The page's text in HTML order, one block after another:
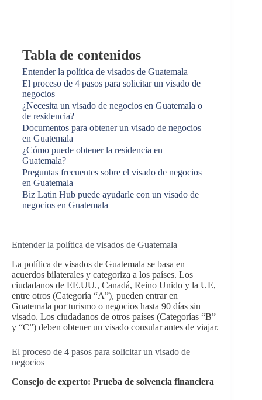
Tabla de contenidos
Entender la política de visados de Guatemala
El proceso de 4 pasos para solicitar un visado de
negocios
¿Necesita un visado de negocios en Guatemala o
de residencia?
Documentos para obtener un visado de negocios
en Guatemala
¿Cómo puede obtener la residencia en
Guatemala?
Preguntas frecuentes sobre el visado de negocios
en Guatemala
Biz Latin Hub puede ayudarle con un visado de
negocios en Guatemala
Entender la política de visados de Guatemala
La política de visados de Guatemala se basa en
acuerdos bilaterales y categoriza a los países. Los
ciudadanos de EE.UU., Canadá, Reino Unido y la UE,
entre otros (Categoría “A”), pueden entrar en
Guatemala por turismo o negocios hasta 90 días sin
visado. Los ciudadanos de otros países (Categorías “B”
y “C”) deben obtener un visado consular antes de viajar.
El proceso de 4 pasos para solicitar un visado de
negocios
Consejo de experto: Prueba de solvencia financiera